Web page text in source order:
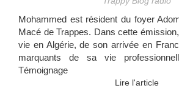
Mohammed est résident du foyer
Macé de Trappes. Dans cette
vie en Algérie, de son arrivée en
marquants de sa vie
Témoignage
Lire l'article